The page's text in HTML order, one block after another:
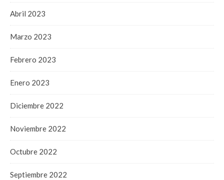
Abril 2023
Marzo 2023
Febrero 2023
Enero 2023
Diciembre 2022
Noviembre 2022
Octubre 2022
Septiembre 2022